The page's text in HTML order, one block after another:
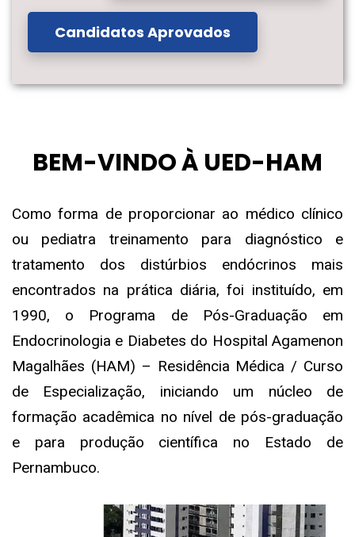
Candidatos Aprovados
BEM-VINDO À UED-HAM
Como forma de proporcionar ao médico clínico
ou pediatra treinamento para diagnóstico e
tratamento dos distúrbios endócrinos mais
encontrados na prática diária, foi instituído, em
1990, o Programa de Pós-Graduação em
Endocrinologia e Diabetes do Hospital Agamenon
Magalhães (HAM) – Residência Médica / Curso
de Especialização, iniciando um núcleo de
formação acadêmica no nível de pós-graduação
e para produção científica no Estado de
Pernambuco.